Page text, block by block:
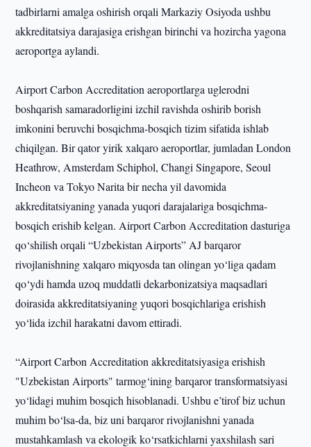
tadbirlarni amalga oshirish orqali Markaziy Osiyoda ushbu
akkreditatsiya darajasiga erishgan birinchi va hozircha yagona
aeroportga aylandi.
Airport Carbon Accreditation aeroportlarga uglerodni
boshqarish samaradorligini izchil ravishda oshirib borish
imkonini beruvchi bosqichma-bosqich tizim sifatida ishlab
chiqilgan. Bir qator yirik xalqaro aeroportlar, jumladan London
Heathrow, Amsterdam Schiphol, Changi Singapore, Seoul
Incheon va Tokyo Narita bir necha yil davomida
akkreditatsiyaning yanada yuqori darajalariga bosqichma-
bosqich erishib kelgan. Airport Carbon Accreditation dasturiga
qo‘shilish orqali “Uzbekistan Airports” AJ barqaror
rivojlanishning xalqaro miqyosda tan olingan yo‘liga qadam
qo‘ydi hamda uzoq muddatli dekarbonizatsiya maqsadlari
doirasida akkreditatsiyaning yuqori bosqichlariga erishish
yo‘lida izchil harakatni davom ettiradi.
“Airport Carbon Accreditation akkreditatsiyasiga erishish
"Uzbekistan Airports" tarmog‘ining barqaror transformatsiyasi
yo‘lidagi muhim bosqich hisoblanadi. Ushbu e’tirof biz uchun
muhim bo‘lsa-da, biz uni barqaror rivojlanishni yanada
mustahkamlash va ekologik ko‘rsatkichlarni yaxshilash sari